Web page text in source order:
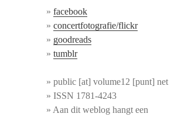
»facebook
»concertfotografie/flickr
» goodreads
»tumblr
» public [at] volume12 [punt] net
» ISSN 1781-4243
» Aan dit weblog hangt een